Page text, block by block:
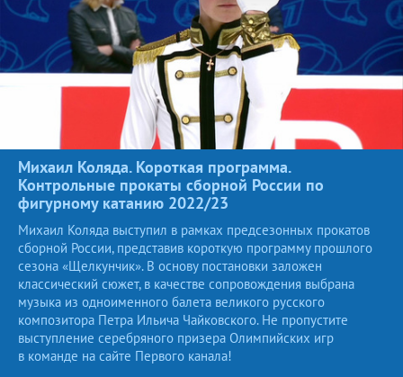
Михаил Коляда. Короткая программа.
Контрольные прокаты сборной России по
фигурному катанию 2022/23
Михаил Коляда выступил в рамках предсезонных прокатов
сборной России, представив короткую программу прошлого
сезона «Щелкунчик». В основу постановки заложен
классический сюжет, в качестве сопровождения выбрана
музыка из одноименного балета великого русского
композитора Петра Ильича Чайковского. Не пропустите
выступление серебряного призера Олимпийских игр
в команде на сайте Первого канала!